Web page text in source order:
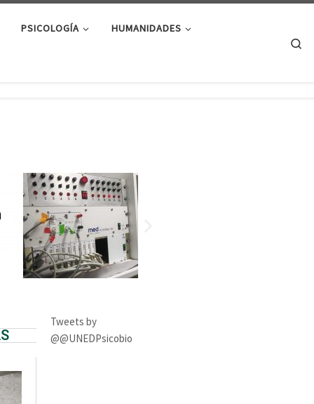
PSICOLOGÍA HUMANIDADES
Tweets by
@@UNEDPsicobio